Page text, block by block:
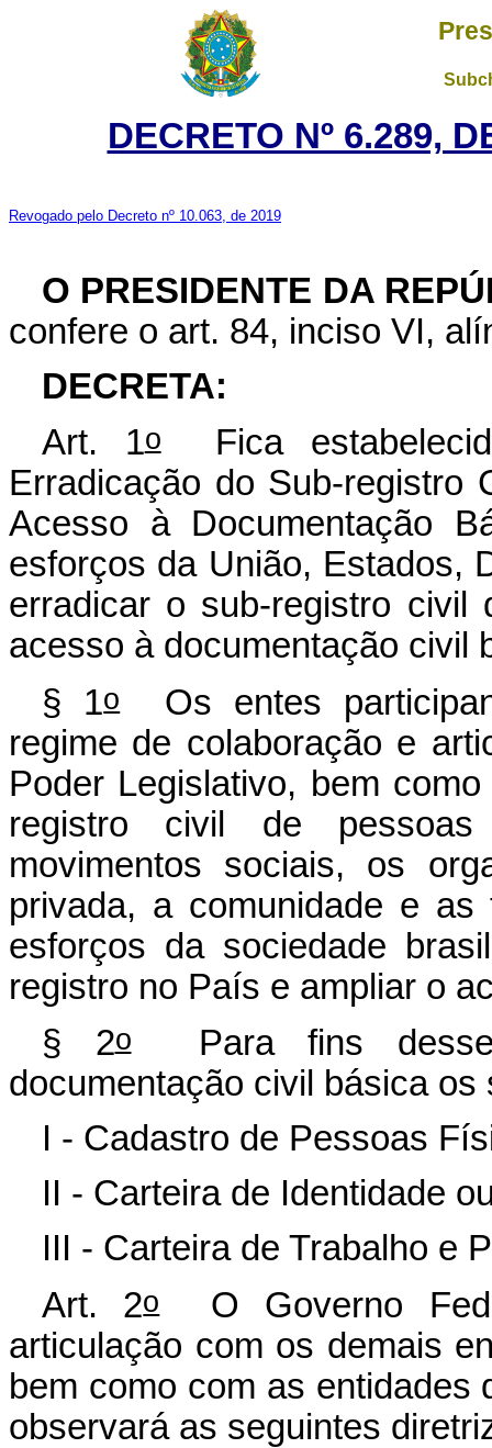
DECRETO Nº 6.289,
Revogado pelo Decreto nº 10.063, de 2019
O PRESIDENTE DA
confere o art. 84, inciso VI,
DECRETA:
Art. 1oFica
Erradicação do Sub-registro
Acesso à Documentação
esforços da União, Estados,
erradicar o sub-registro
acesso à documentação civil
§ 1oOs entes
regime de colaboração e
Poder Legislativo, bem
registro civil de
movimentos sociais, os
privada, a comunidade e as
esforços da sociedade
registro no País e ampliar o
§ 2oPara fins desse
documentação civil básica
I - Cadastro de Pessoas
II - Carteira de Identidade
III - Carteira de Trabalho e
Art. 2oO Governo
articulação com os demais
bem como com as
observará as seguintes